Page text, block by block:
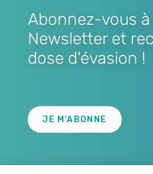
Abonnez-vous à
Newsletter et
dose d'évasion !
JE M'ABONNE